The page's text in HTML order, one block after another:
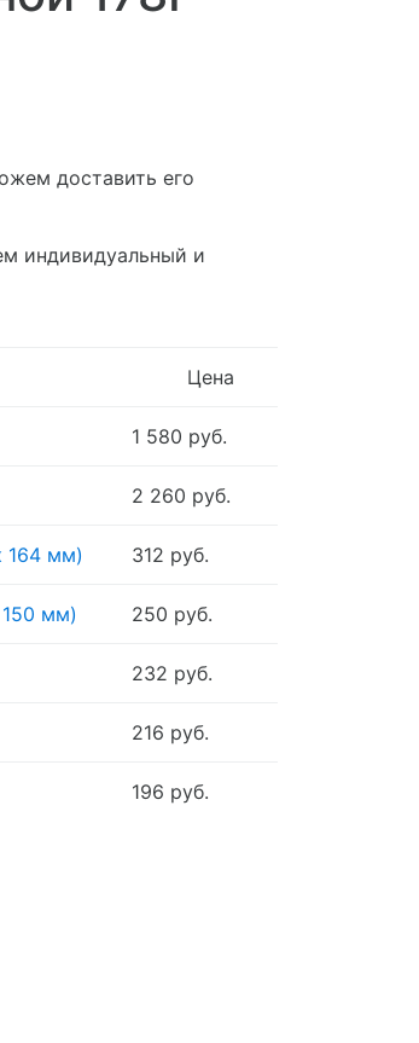
доставить его
индивидуальный и
Цена
1 580 руб.
2 260 руб.
164 мм) 312 руб.
150 мм) 250 руб.
232 руб.
216 руб.
196 руб.